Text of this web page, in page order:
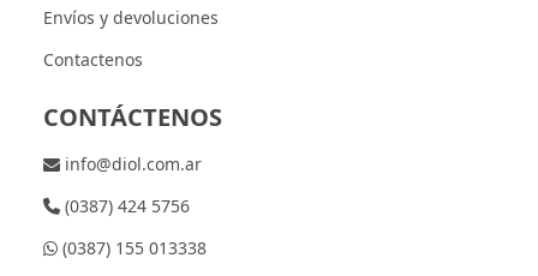
Envíos y devoluciones
Contactenos
CONTÁCTENOS
info@diol.com.ar
(0387) 424 5756
(0387) 155 013338